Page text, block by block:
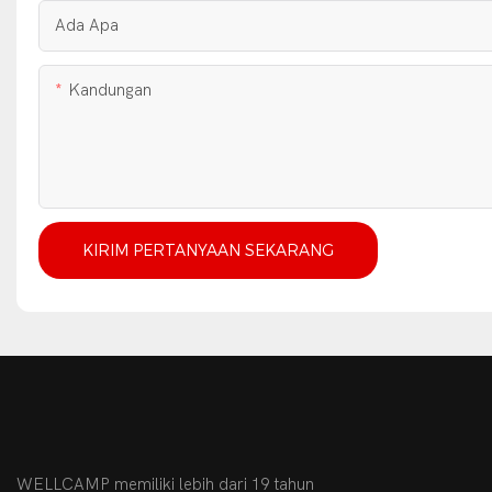
Ada Apa
Kandungan
KIRIM PERTANYAAN SEKARANG
WELLCAMP memiliki lebih dari 19 tahun